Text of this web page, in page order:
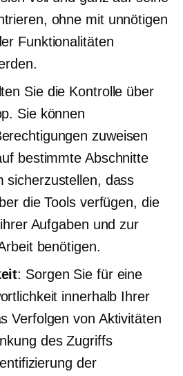
ohne mit unnötigen
Funktionalitäten
Sie die Kontrolle über
Sie können
zuweisen
bestimmte Abschnitte
sicherzustellen, dass
die Tools verfügen, die
Aufgaben und zur
benötigen.
: Sorgen Sie für eine
innerhalb Ihrer
Verfolgen von Aktivitäten
des Zugriffs
der